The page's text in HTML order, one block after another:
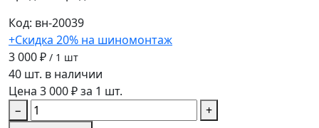
Код: вн-20039
+Скидка 20% на шиномонтаж
3 000 ₽ / 1 шт
40 шт. в наличии
Цена 3 000 ₽ за 1 шт.
−
+